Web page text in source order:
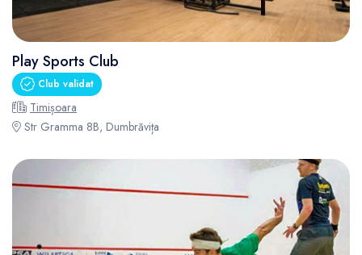
Play Sports Club
Club validat
Timișoara
Str Gramma 8B, Dumbrăvița